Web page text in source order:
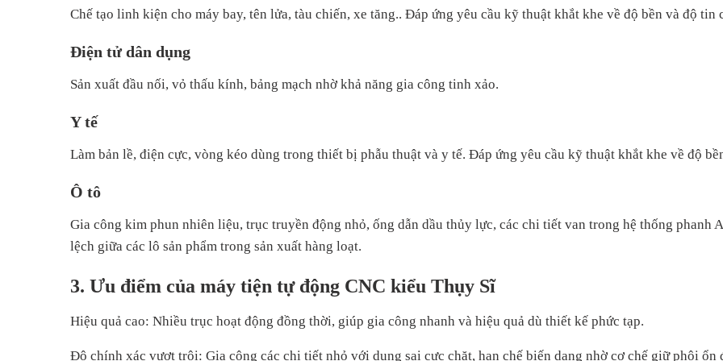
Chế tạo linh kiện cho máy bay, tên lửa, tàu chiến, xe tăng.. Đáp ứng yêu cầu kỹ thuật khắt khe về độ bền và độ
Điện tử dân dụng
Sản xuất đầu nối, vỏ thấu kính, bảng mạch nhờ khả năng gia công tinh xảo.
Y tế
Làm bản lề, điện cực, vòng kéo dùng trong thiết bị phẫu thuật và y tế. Đáp ứng yêu cầu kỹ thuật khắt khe về độ
Ô tô
Gia công kim phun nhiên liệu, trục truyền động nhỏ, ống dẫn dầu thủy lực, các chi tiết van trong hệ thống phanh
lệch giữa các lô sản phẩm trong sản xuất hàng loạt.
3. Ưu điểm của máy tiện tự động CNC kiểu Thụy Sĩ
Hiệu quả cao: Nhiều trục hoạt động đồng thời, giúp gia công nhanh và hiệu quả dù thiết kế phức tạp.
Độ chính xác vượt trội: Gia công các chi tiết nhỏ với dung sai cực chặt, hạn chế biến dạng nhờ cơ chế giữ phôi ổn